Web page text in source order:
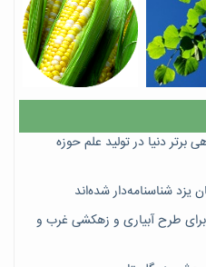
۳ مرکز دانشگاهی برتر دنیا در تولید علم حوزه
اعتبار برای طرح آبیاری و زهکشی غرب و